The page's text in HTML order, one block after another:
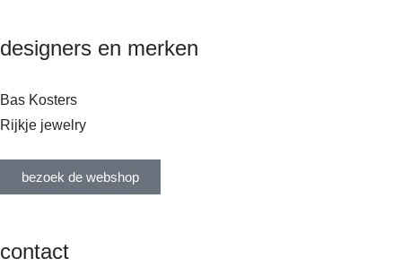
designers en merken
Bas Kosters
Rijkje jewelry
bezoek de webshop
contact